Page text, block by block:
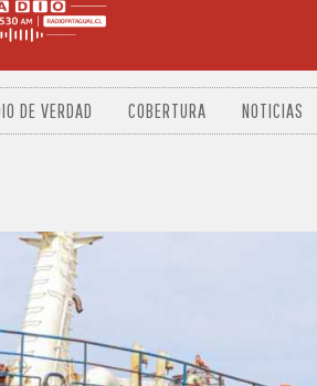
DE VERDAD COBERTURA NOTICIAS